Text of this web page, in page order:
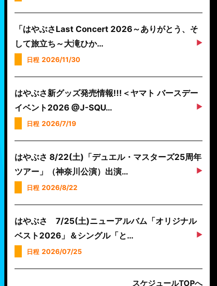
「はやぶさLast Concert 2026～ありがとう、そ
して旅立ち～大滝ひか…
日程 2026/11/30
はやぶさ新グッズ発売情報!!!＜ヤマト バースデー
イベント2026 @J-SQU…
日程 2026/7/19
はやぶさ 8/22(土)「デュエル・マスターズ25周年
ツアー」（神奈川公演）出演…
日程 2026/8/22
はやぶさ 7/25(土)ニューアルバム「オリジナル
ベスト2026」＆シングル「と…
日程 2026/07/25
スケジュールTOPへ